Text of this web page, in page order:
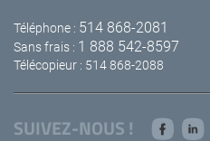
Téléphone : 514 868-2081
Sans frais : 1 888 542-8597
Télécopieur : 514 868-2088
SUIVEZ-NOUS !